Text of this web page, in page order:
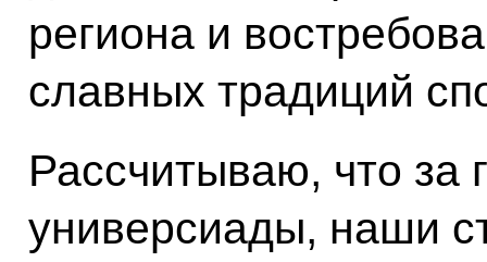
региона и
славных традиций
Рассчитываю, что за
универсиады, наши